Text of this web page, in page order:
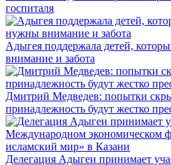
госпиталя
Адыгея поддержала детей,
внимание и забота
Дмитрий Медведев: попытки
принадлежность будут жестко
Делегация Адыгеи принимает